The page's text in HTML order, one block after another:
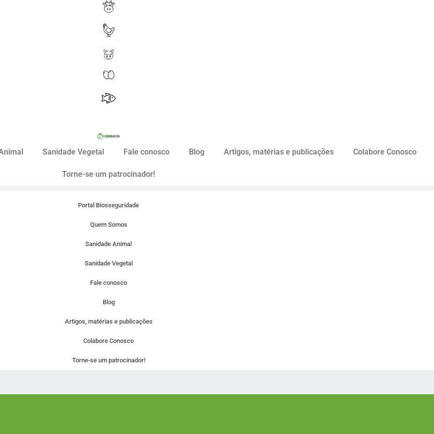
Sanidade Vegetal Fale conosco Blog Artigos, matérias e publicações Colabore Conosco
Torne-se um patrocinador!
Portal Biosseguridade
Quem Somos
Sanidade Animal
Sanidade Vegetal
Fale conosco
Blog
Artigos, matérias e publicações
Colabore Conosco
Torne-se um patrocinador!